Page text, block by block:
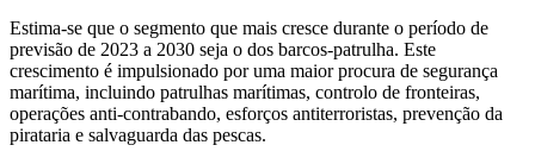
Estima-se que o segmento que mais cresce durante o período de
previsão de 2023 a 2030 seja o dos barcos-patrulha. Este
crescimento é impulsionado por uma maior procura de segurança
marítima, incluindo patrulhas marítimas, controlo de fronteiras,
operações anti-contrabando, esforços antiterroristas, prevenção da
pirataria e salvaguarda das pescas.